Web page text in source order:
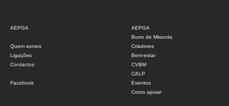
AEPGA
Quem somos
Ligações
Contactos
Facebook
AEPGA
Burro de Miranda
Criadores
Bem-estar
CVBM
CALP
Eventos
Como apoiar